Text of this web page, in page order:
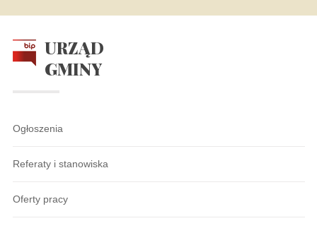
URZĄD
GMINY
Ogłoszenia
Referaty i stanowiska
Oferty pracy